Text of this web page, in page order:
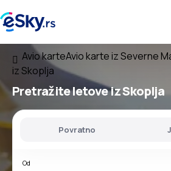
Avio karteAvio karte iz Severne
iz Skoplja
Pretražite letoveiz Skoplja
Povratno
Od